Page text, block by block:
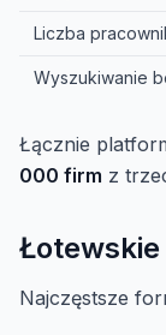
Liczba
Wyszukiwanie
Łącznie
000 firm z
Najczęstsze